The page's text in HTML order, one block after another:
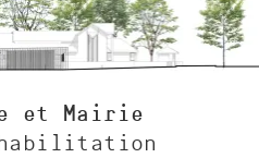
et Mairie